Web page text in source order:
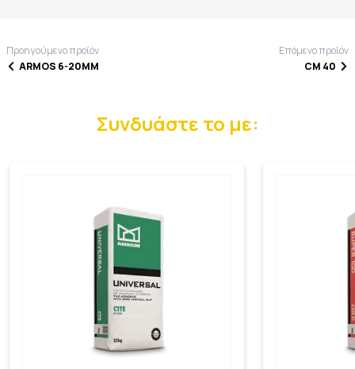
Προηγούμενο προϊόν
ARMOS 6-20MM
Επόμενο προϊόν
CM 40
Συνδυάστε το με: